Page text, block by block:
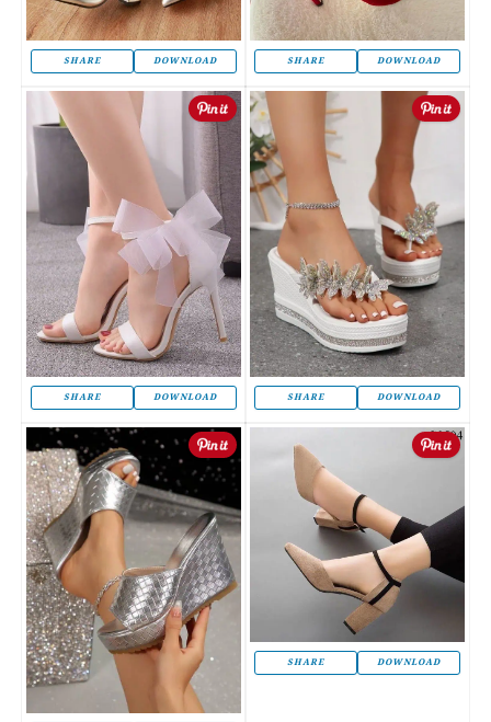
SHARE DOWNLOAD SHARE DOWNLOAD
SHARE DOWNLOAD SHARE DOWNLOAD
SHARE DOWNLOAD